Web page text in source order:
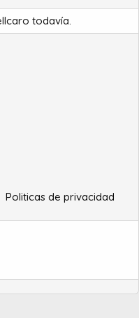
todavía.
Politicas de privacidad